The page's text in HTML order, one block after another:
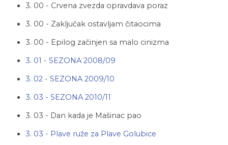
3. 00 - Crvena zvezda opravdava poraz
3. 00 - Zaključak ostavljam čitaocima
3. 00 - Epilog začinjen sa malo cinizma
3. 01 - SEZONA 2008/09
3. 02 - SEZONA 2009/10
3. 03 - SEZONA 2010/11
3. 03 - Dan kada je Mašinac pao
3. 03 - Plave ruže za Plave Golubice